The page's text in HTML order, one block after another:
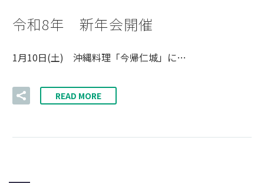
令和8年 新年会開催
1月10日(土) 沖縄料理「今帰仁城」に…
READ MORE